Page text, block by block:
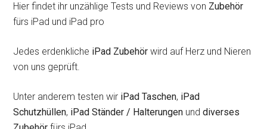
Hier findet ihr unzählige Tests und Reviews von Zubehör
fürs iPad und iPad pro
Jedes erdenkliche iPad Zubehör wird auf Herz und Nieren
von uns geprüft.
Unter anderem testen wir iPad Taschen, iPad
Schutzhüllen, iPad Ständer / Halterungen unddiverses